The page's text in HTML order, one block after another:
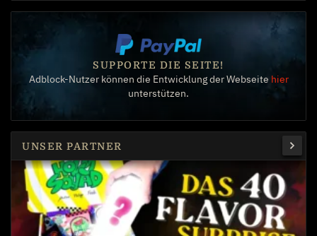
SUPPORTE DIE SEITE!
Adblock-Nutzer können die Entwicklung der Webseite hier
unterstützen.
UNSER PARTNER